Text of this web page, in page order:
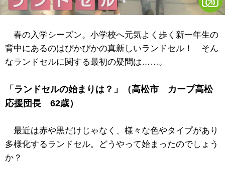
春の入学シーズン。小学校へ元気よく歩く新一年生の
背中にあるのはぴかぴかの真新しいランドセル！ そん
なランドセルに関する最初の疑問は……。
「ランドセルの始まりは？」（高松市 カープ高松
応援団長 62歳）
最近は赤や黒だけじゃなく、様々な色やタイプがあり
多様化するランドセル。どうやって始まったのでしょう
か？